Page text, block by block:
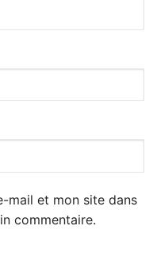
mail et mon site dans
commentaire.